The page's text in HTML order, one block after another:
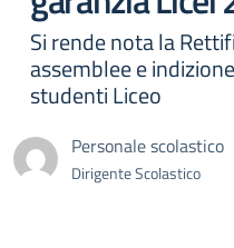
Si rende nota la
assemblee e
studenti Liceo
Personale scolastico
Dirigente Scolastico